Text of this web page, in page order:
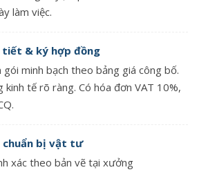
làm việc.
tiết & ký hợp đồng
minh bạch theo bảng giá công bố.
kinh tế rõ ràng. Có hóa đơn VAT 10%,
chuẩn bị vật tư
xác theo bản vẽ tại xưởng